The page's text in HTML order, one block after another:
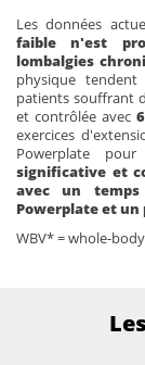
Les données
faible n'est
lombalgies
physique
patients souffrant
et contrôlée avec
exercices
Powerplate
significative et
avec un
Powerplate et
WBV* = whole-